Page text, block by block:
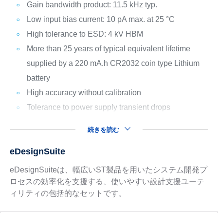
Gain bandwidth product: 11.5 kHz typ.
Low input bias current: 10 pA max. at 25 °C
High tolerance to ESD: 4 kV HBM
More than 25 years of typical equivalent lifetime
supplied by a 220 mA.h CR2032 coin type Lithium
battery
High accuracy without calibration
Tolerance to power supply transient drops
続きを読む
eDesignSuite
eDesignSuiteは、幅広いST製品を用いたシステム開発プ
ロセスの効率化を支援する、使いやすい設計支援ユーテ
ィリティの包括的なセットです。